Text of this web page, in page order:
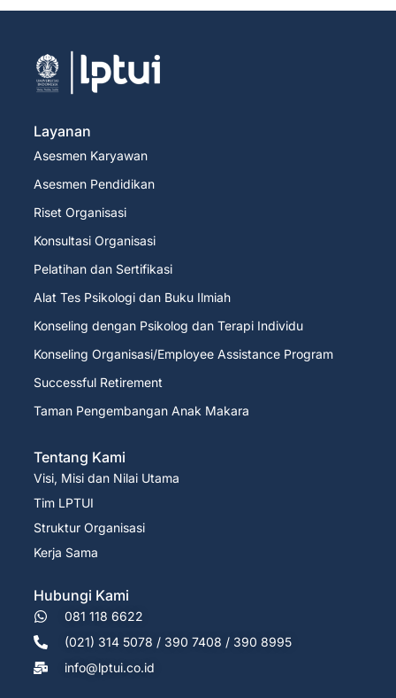
Layanan
Asesmen Karyawan
Asesmen Pendidikan
Riset Organisasi
Konsultasi Organisasi
Pelatihan dan Sertifikasi
Alat Tes Psikologi dan Buku Ilmiah
Konseling dengan Psikolog dan Terapi Individu
Konseling Organisasi/Employee Assistance Program
Successful Retirement
Taman Pengembangan Anak Makara
Tentang Kami
Visi, Misi dan Nilai Utama
Tim LPTUI
Struktur Organisasi
Kerja Sama
Hubungi Kami
081 118 6622
(021) 314 5078 / 390 7408 / 390 8995
info@lptui.co.id